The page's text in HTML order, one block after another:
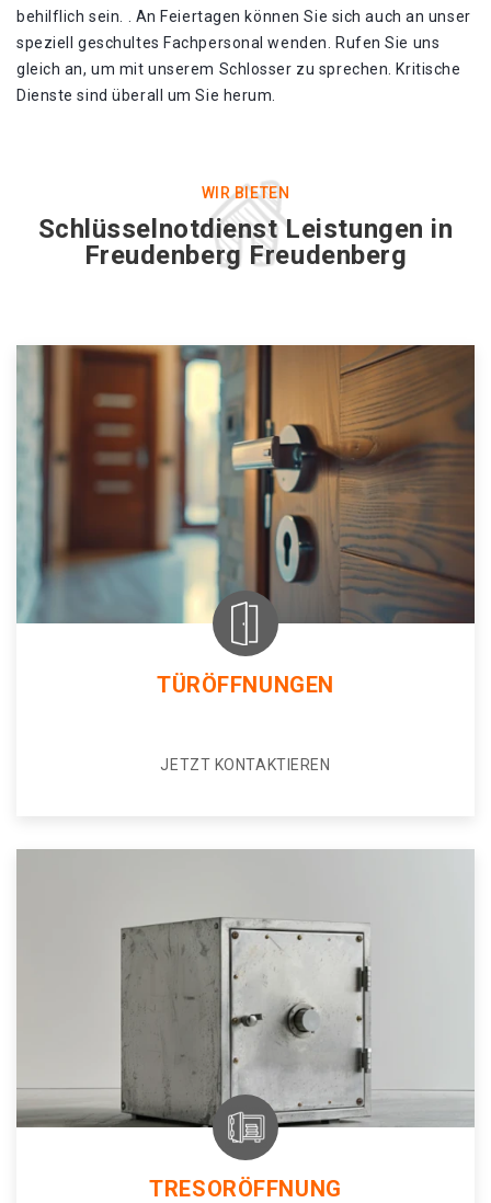
behilflich sein. . An Feiertagen können Sie sich auch an unser
speziell geschultes Fachpersonal wenden. Rufen Sie uns
gleich an, um mit unserem Schlosser zu sprechen. Kritische
Dienste sind überall um Sie herum.
WIR BIETEN
Schlüsselnotdienst Leistungen in
Freudenberg Freudenberg
TÜRÖFFNUNGEN
JETZT KONTAKTIEREN
TRESORÖFFNUNG